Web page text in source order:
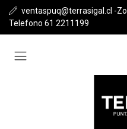
ventaspuq@terrasigal.cl -
Telefono 61 2211199